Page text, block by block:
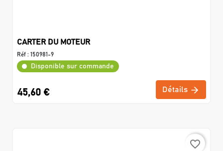
CARTER DU MOTEUR
Réf : 150981-9
Disponible sur commande
45,60 € Détails
favorite_border